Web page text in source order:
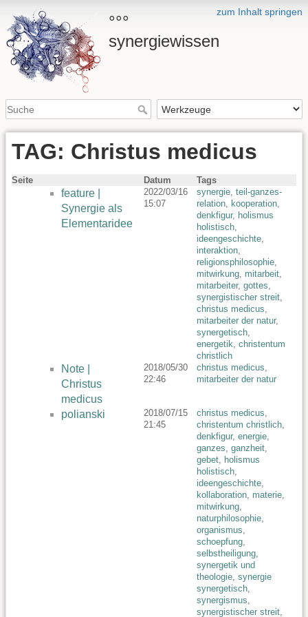
zum Inhalt springen
°°°
synergiewissen
TAG: Christus medicus
Seite Datum Tags
feature |
Synergie als
Elementaridee
2022/03/16
15:07
synergie, teil-ganzes-
relation, kooperation,
denkfigur, holismus
holistisch,
ideengeschichte,
interaktion,
religionsphilosophie,
mitwirkung, mitarbeit,
mitarbeiter, gottes,
synergistischer streit,
christus medicus,
mitarbeiter der natur,
synergetisch,
energetik, christentum
christlich
Note |
Christus
medicus
2018/05/30
22:46
christus medicus,
mitarbeiter der natur
polianski
2018/07/15
21:45
christus medicus,
christentum christlich,
denkfigur, energie,
ganzes, ganzheit,
gebet, holismus
holistisch,
ideengeschichte,
kollaboration, materie,
mitwirkung,
naturphilosophie,
organismus,
schoepfung,
selbstheiligung,
synergetik und
theologie, synergie
synergetisch,
synergismus,
synergistischer streit,